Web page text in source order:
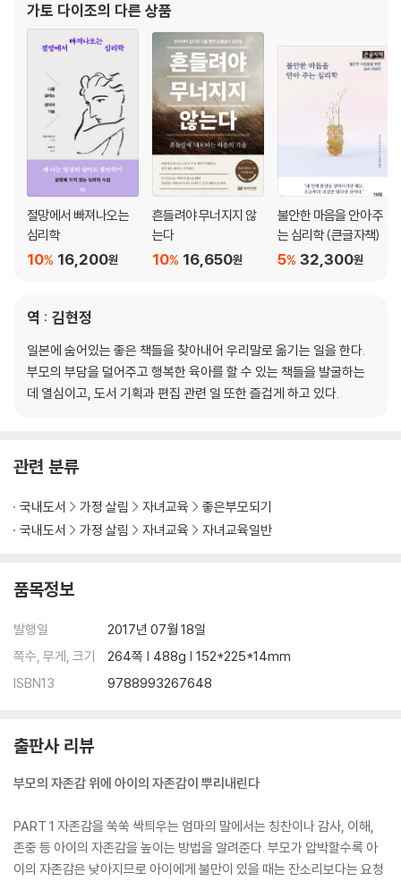
내면이 불안한 엄마는 억압하는 말로 속마음을 감춘다
부모가 주고 싶은 사랑이 아닌, 아이가 원하는 사랑을 주어라
아이를 위한 행동인가, 부모의 행복을 위한 행동인가?
아이를 기쁘게 하는 데 지나치게 신경쓰는 부모의 문제점
불안감을 자극하는 말, 아이에게 최고의 압박이 된다
PART 5 아이의 반항심을 자극하는 위협의 말
위협적인 말, 아이의 학습 의욕을 꺾는다
아이를 혼낼 때는 ‘지금 이곳에서’ 있었던 일만 혼내라
아이의 반항 속에 숨어 있는 ‘진짜 마음’을 파악하라
PART 6 자신감 있고 의지가 강한 아이로 키우는 격려의 말
“No!”라고 말하는 부모에게 아이는 안도감을 느낀다
잠재력을 살리고 의지가 강한 아이로 키우는 법
부모의 기대가 커질수록 아이의 의지와 자신감은 작아진다
PART 7 건강한 정서를 가진 아이로 키우는 공감의 말
아이는 존재만으로도 ‘행복’이자 ‘사랑’이다
적극적인 관심과 집중해서 듣기, 가장 중요한 부모의 역할이다
아이의 사회성은 부모와 소통하는 것에서 시작된다
PART 8 마음을 활짝 열고 대화하는 아이로 키우는 소통의 말
마음이 통하는 대화 vs 부담감만 잔뜩 주는 대화
수다쟁이 아이를 만들려면 부모의 ‘사랑’과 ‘정성’을 보여주어라
욕심을 버리면 육아가 행복해진다
려운가》, 《나는 내가 아픈 줄도 모르고》 등이
가토 다이조의 다른 상품
절망에서 빠져나오는
심리학
16,200원
10%
흔들려야 무너지지 않
는다
16,650원
10%
불안한 마음을 안아 주
는 심리학 (큰글자책)
32,300원
5%
역 : 김현정
일본에 숨어있는 좋은 책들을 찾아내어 우리말로 옮기는 일을 한다.
부모의 부담을 덜어주고 행복한 육아를 할 수 있는 책들을 발굴하는
데 열심이고, 도서 기획과 편집 관련 일 또한 즐겁게 하고 있다.
관련 분류
국내도서 가정 살림 자녀교육
좋은부모되기
국내도서
가정 살림 자녀교육 자녀교육일반
품목정보
발행일
2017년 07월 18일
쪽수, 무게, 크기
264쪽 | 488g | 152*225*14mm
ISBN13
9788993267648
출판사 리뷰
부모의 자존감 위에 아이의 자존감이 뿌리내린다
PART 1 자존감을 쑥쑥 싹틔우는 엄마의 말에서는 칭찬이나 감사, 이해,
존중 등 아이의 자존감을 높이는 방법을 알려준다. 부모가 압박할수록 아
이의 자존감은 낮아지므로 아이에게 불만이 있을 때는 잔소리보다는 요청